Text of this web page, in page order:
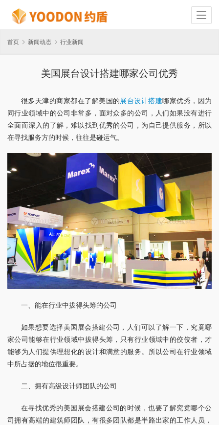
首页 新闻动态 行业新闻
美国展台设计搭建哪家公司优秀
很多天津的商家都在了解美国的展台设计搭建哪家优秀，因为
同行业领域中的公司非常多，面对众多的公司，人们如果没有进行
全面而深入的了解，难以找到优秀的公司，为自己提供服务，所以
在寻找服务方的时候，往往是碰运气。
一、能在行业中拔得头筹的公司
如果想要选择美国展会搭建公司，人们可以了解一下，究竟哪
家公司能够在行业领域中拔得头筹，只有行业领域中的佼佼者，才
能够为人们提供理想化的设计和满意的服务。所以公司在行业领域
中所占据的地位很重要。
二、拥有高级设计师团队的公司
在寻找优秀的美国展会搭建公司的时候，也要了解究竟哪个公
司拥有高端的建筑师团队，有很多团队都是半路出家的工作人员，